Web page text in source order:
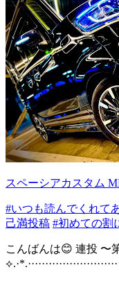
スペーシアカスタム
#いつも読んでくれて
己満投稿 #初めての割
こんばんは😊 連投 〜